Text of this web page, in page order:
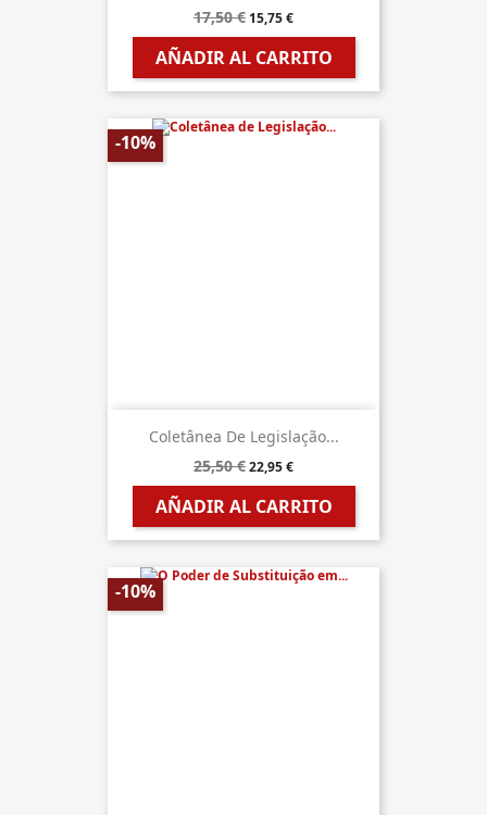
17,50 € 15,75 €
AÑADIR AL CARRITO
Coletânea De Legislação...
25,50 €22,95 €
AÑADIR AL CARRITO
-10%
-10%